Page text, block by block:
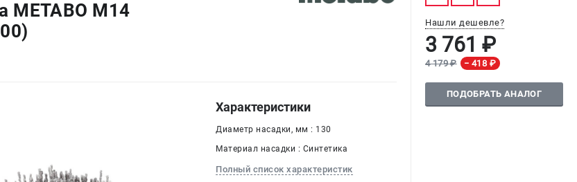
M14
Нашли дешевле?
3 761 ₽
4 179 ₽ − 418 ₽
ПОДОБРАТЬ АНАЛОГ
Характеристики
Диаметр насадки, мм : 130
Материал насадки : Синтетика
Полный список характеристик